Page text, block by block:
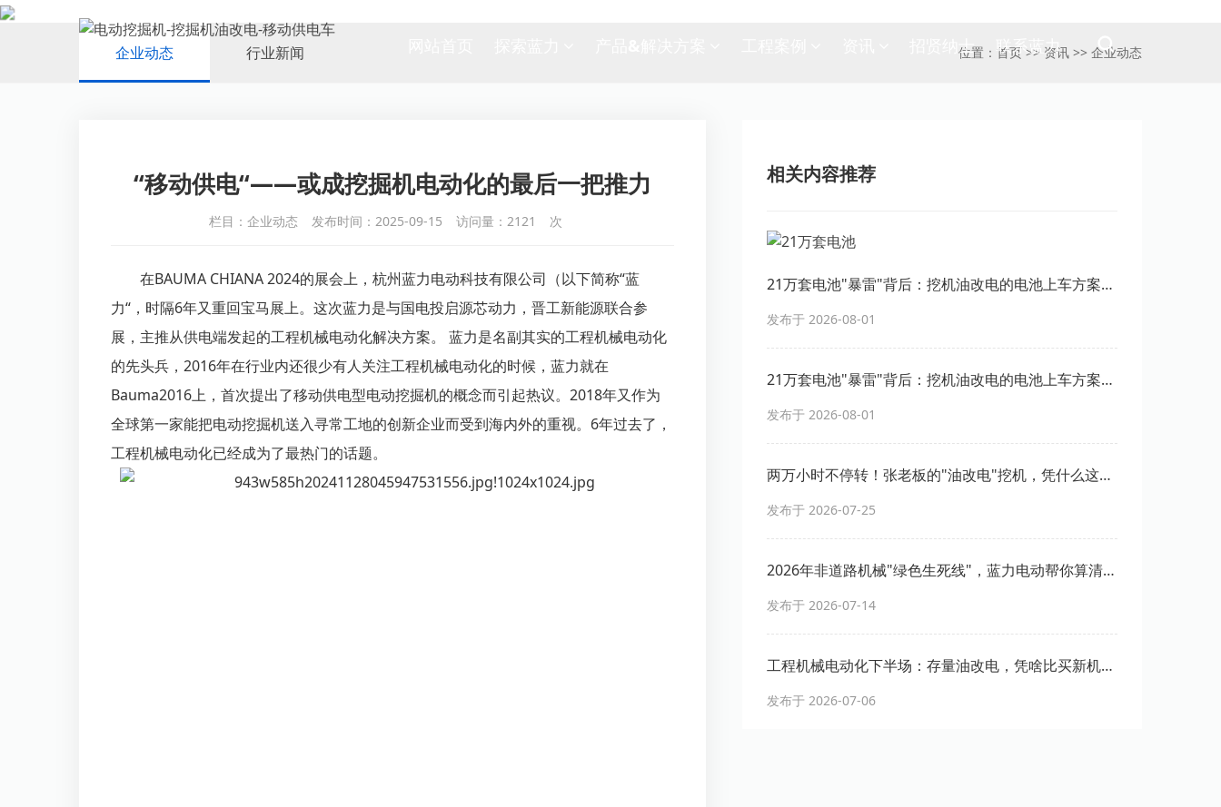
招贤纳士 联系蓝力
NEWS
企业动态 行业新闻 位置： 首页 >> 资讯 >> 企业动态
“移动供电“——或成挖掘机电动化的最后一把推力
栏目：企业动态 发布时间：2025-09-15 访问量： 2121 次
在BAUMA CHIANA 2024的展会上，杭州蓝力电动科技有限公司（以下简称“蓝
力“，时隔6年又重回宝马展上。这次蓝力是与国电投启源芯动力，晋工新能源联合参
展，主推从供电端发起的工程机械电动化解决方案。 蓝力是名副其实的工程机械电动化
的先头兵，2016年在行业内还很少有人关注工程机械电动化的时候，蓝力就在
Bauma2016上，首次提出了移动供电型电动挖掘机的概念而引起热议。2018年又作为
全球第一家能把电动挖掘机送入寻常工地的创新企业而受到海内外的重视。6年过去了，
工程机械电动化已经成为了最热门的话题。
相关内容推荐
21万套电池"暴雷"背后：挖机油改电的电池上车方案，
发布于 2026-08-01
21万套电池"暴雷"背后：挖机油改电的电池上车方案，
发布于 2026-08-01
两万小时不停转！张老板的"油改电"挖机，凭什么这么
发布于 2026-07-25
2026年非道路机械"绿色生死线"，蓝力电动帮你算清这
发布于 2026-07-14
工程机械电动化下半场：存量油改电，凭啥比买新机更
发布于 2026-07-06